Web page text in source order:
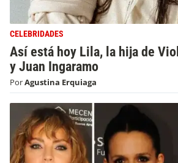
CELEBRIDADES
Así está hoy Lila, la hija de
y Juan Ingaramo
PorAgustina Erquiaga